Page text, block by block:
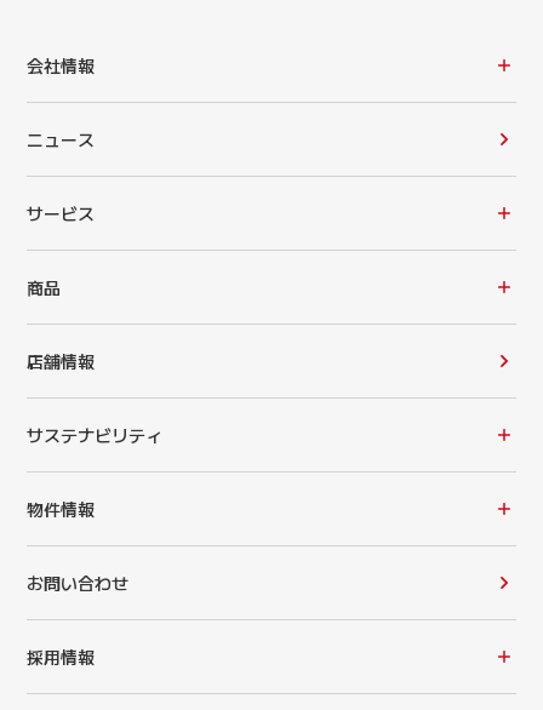
会社情報
ニュース
サービス
商品
店舗情報
サステナビリティ
物件情報
お問い合わせ
採用情報